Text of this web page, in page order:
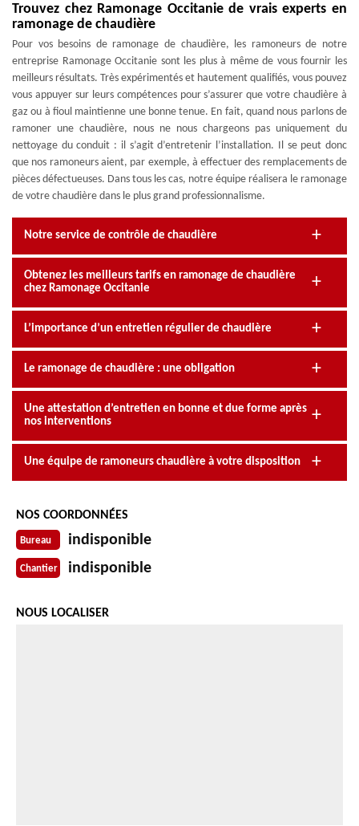
Trouvez chez Ramonage Occitanie de vrais experts en
ramonage de chaudière
Pour vos besoins de ramonage de chaudière, les ramoneurs de notre
entreprise Ramonage Occitanie sont les plus à même de vous fournir les
meilleurs résultats. Très expérimentés et hautement qualifiés, vous pouvez
vous appuyer sur leurs compétences pour s’assurer que votre chaudière à
gaz ou à fioul maintienne une bonne tenue. En fait, quand nous parlons de
ramoner une chaudière, nous ne nous chargeons pas uniquement du
nettoyage du conduit : il s’agit d’entretenir l’installation. Il se peut donc
que nos ramoneurs aient, par exemple, à effectuer des remplacements de
pièces défectueuses. Dans tous les cas, notre équipe réalisera le ramonage
de votre chaudière dans le plus grand professionnalisme.
Notre service de contrôle de chaudière
Obtenez les meilleurs tarifs en ramonage de chaudière
chez Ramonage Occitanie
L’importance d’un entretien régulier de chaudière
Le ramonage de chaudière : une obligation
Une attestation d’entretien en bonne et due forme après
nos interventions
Une équipe de ramoneurs chaudière à votre disposition
NOS COORDONNÉES
Bureau indisponible
Chantier indisponible
NOUS LOCALISER